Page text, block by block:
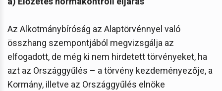
Az Alkotmánybíróság az Alaptörvénnyel való
összhang szempontjából megvizsgálja az
elfogadott, de még ki nem hirdetett törvényeket, ha
azt az Országgyűlés – a törvény kezdeményezője, a
Kormány, illetve az Országgyűlés elnöke